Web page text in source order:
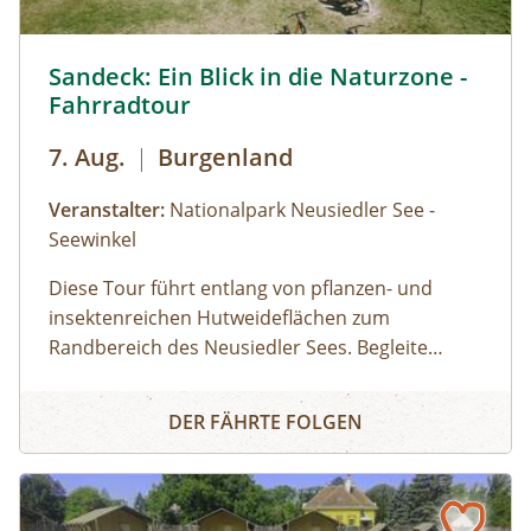
Sandeck: Ein Blick in die Naturzone -
Fahrradtour
7. Aug. | Burgenland
Veranstalter: Nationalpark Neusiedler See -
Seewinkel
Diese Tour führt entlang von pflanzen- und
insektenreichen Hutweideflächen zum
Randbereich des Neusiedler Sees. Begleite
Teilgebiete des Nationalparks. Je nach
Wasserstand entdeckst du im schlammigen
Seidenreiher und Löffler bei der Jagd nach
Fischen. Mit etwas Glück siehst du auch
Sandeck: Ein Blick in die Naturzone - Fahrradtour
DER FÄHRTE FOLGEN